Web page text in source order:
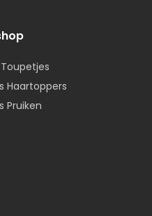
Haartoppers
Pruiken